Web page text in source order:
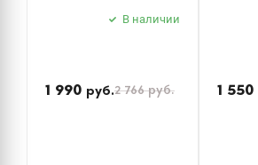
В наличии
1 990 руб.2 766руб. 1 550